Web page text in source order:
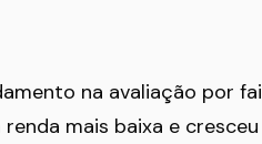
na avaliação por
mais baixa e